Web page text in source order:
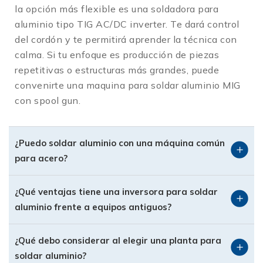
Recomendada cuando necesitas velocidad y
producción en piezas repetitivas o estructuras
más grandes. Una planta para soldar aluminio
MIG permite cordones continuos, menos tiempo
de ejecución y buena penetración, siempre
usando alambre y gas adecuados.
Multiproceso con modo específico para aluminio
parámetros dedicados para soldar aluminio,
combinando versatilidad (acero al carbón,
inoxidable y aluminio) en una sola fuente. Son
ideales para talleres que atienden diferentes
tipos de proyecto con un mismo inversor.
Usos principales de la
soldadura de aluminio
Las soldadoras para aluminio se utilizan en:
la opción más flexible es una soldadora para
aluminio tipo TIG AC/DC inverter. Te dará control
del cordón y te permitirá aprender la técnica con
calma. Si tu enfoque es producción de piezas
repetitivas o estructuras más grandes, puede
convenirte una maquina para soldar aluminio MIG
con spool gun.
¿Puedo soldar aluminio con una máquina común
para acero?
¿Qué ventajas tiene una inversora para soldar
aluminio frente a equipos antiguos?
¿Qué debo considerar al elegir una planta para
soldar aluminio?